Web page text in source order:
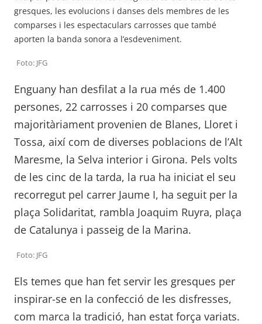
gresques, les evolucions i danses dels membres de les
comparses i les espectaculars carrosses que també
aporten la banda sonora a l’esdeveniment.
Foto: JFG
Enguany han desfilat a la rua més de 1.400
persones, 22 carrosses i 20 comparses que
majoritàriament provenien de Blanes, Lloret i
Tossa, així com de diverses poblacions de l’Alt
Maresme, la Selva interior i Girona. Pels volts
de les cinc de la tarda, la rua ha iniciat el seu
recorregut pel carrer Jaume I, ha seguit per la
plaça Solidaritat, rambla Joaquim Ruyra, plaça
de Catalunya i passeig de la Marina.
Foto: JFG
Els temes que han fet servir les gresques per
inspirar-se en la confecció de les disfresses,
com marca la tradició, han estat força variats.